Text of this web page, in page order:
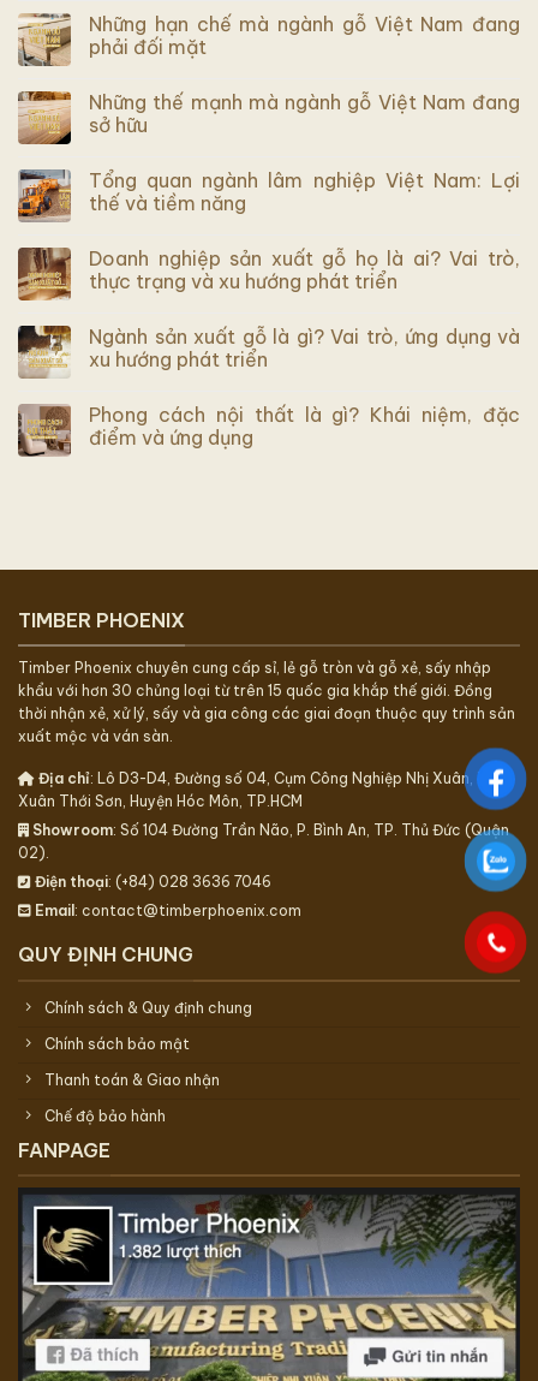
Những hạn chế mà ngành gỗ Việt Nam đang
phải đối mặt
Những thế mạnh mà ngành gỗ Việt Nam đang
sở hữu
Tổng quan ngành lâm nghiệp Việt Nam: Lợi
thế và tiềm năng
Doanh nghiệp sản xuất gỗ họ là ai? Vai trò,
thực trạng và xu hướng phát triển
Ngành sản xuất gỗ là gì? Vai trò, ứng dụng và
xu hướng phát triển
Phong cách nội thất là gì? Khái niệm, đặc
điểm và ứng dụng
TIMBER PHOENIX
Timber Phoenix chuyên cung cấp sỉ, lẻ gỗ tròn và gỗ xẻ, sấy nhập
khẩu với hơn 30 chủng loại từ trên 15 quốc gia khắp thế giới. Đồng
thời nhận xẻ, xử lý, sấy và gia công các giai đoạn thuộc quy trình sản
xuất mộc và ván sàn.
Địa chỉ: Lô D3-D4, Đường số 04, Cụm Công Nghiệp Nhị Xuân, Xã
Xuân Thới Sơn, Huyện Hóc Môn, TP.HCM
Showroom: Số 104 Đường Trần Não, P. Bình An, TP. Thủ Đức (Quận
02).
Điện thoại: (+84) 028 3636 7046
Email : contact@timberphoenix.com
QUY ĐỊNH CHUNG
Chính sách & Quy định chung
Chính sách bảo mật
Thanh toán & Giao nhận
Chế độ bảo hành
FANPAGE